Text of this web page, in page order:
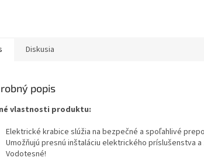
Diskusia
popis
vlastnosti produktu:
Elektrické krabice slúžia na bezpečné a spoľahlivé
Umožňujú presnú inštaláciu elektrického príslušenstva
Vodotesné!